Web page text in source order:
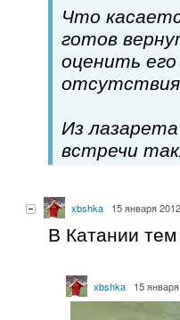
Что
готов
оценить
Из
встречи
xbshka 15 января
В Катании
xbshka 15